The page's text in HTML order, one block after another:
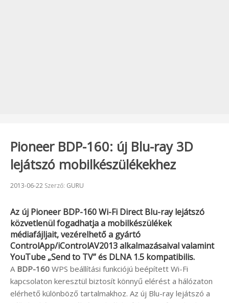
Pioneer BDP-160: új Blu-ray 3D
lejátszó mobilkészülékekhez
Beküldve:
2013-06-22 Szerző: GURU
Az új Pioneer BDP-160Wi-Fi Direct Blu-ray lejátszó
közvetlenül fogadhatja a mobilkészülékek
médiafájljait, vezérelhető a gyártó
ControlApp/iControlAV2013 alkalmazásaival valamint
YouTube „Send to TV” és DLNA 1.5 kompatibilis.
A BDP-160 WPS beállítási funkciójú beépített Wi-Fi
kapcsolaton keresztül biztosít könnyű elérést a hálózaton
elérhető különböző tartalmakhoz. Az új Blu-ray lejátszó a